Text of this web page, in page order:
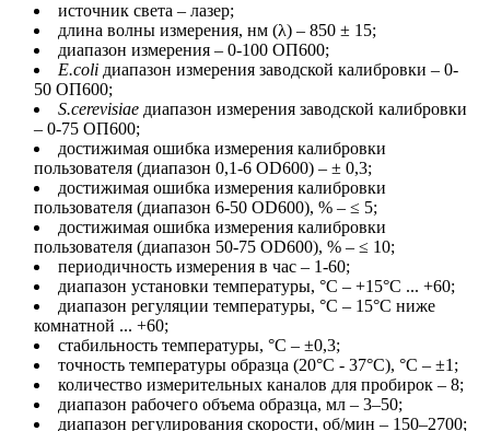
источник света – лазер;
длина волны измерения, нм (λ) – 850 ± 15;
диапазон измерения – 0-100 ОП600;
E.coli диапазон измерения заводской калибровки – 0-
50 ОП600;
S.cerevisiae диапазон измерения заводской калибровки
– 0-75 ОП600;
достижимая ошибка измерения калибровки
пользователя (диапазон 0,1-6 OD600) – ± 0,3;
достижимая ошибка измерения калибровки
пользователя (диапазон 6-50 OD600), % – ≤ 5;
достижимая ошибка измерения калибровки
пользователя (диапазон 50-75 OD600), % – ≤ 10;
периодичность измерения в час – 1-60;
диапазон установки температуры, °C – +15°C ... +60;
диапазон регуляции температуры, °C – 15°C ниже
комнатной ... +60;
стабильность температуры, °C – ±0,3;
точность температуры образца (20°C - 37°C), °C – ±1;
количество измерительных каналов для пробирок – 8;
диапазон рабочего объема образца, мл – 3–50;
диапазон регулирования скорости, об/мин – 150–2700;